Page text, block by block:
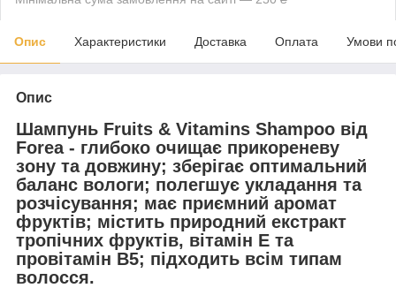
Опис Характеристики Доставка Оплата Умови
Опис
Шампунь Fruits & Vitamins Shampoo від
Forea - глибоко очищає прикореневу
зону та довжину; зберігає оптимальний
баланс вологи; полегшує укладання та
розчісування; має приємний аромат
фруктів; містить природний екстракт
тропічних фруктів, вітамін Е та
провітамін В5; підходить всім типам
волосся.